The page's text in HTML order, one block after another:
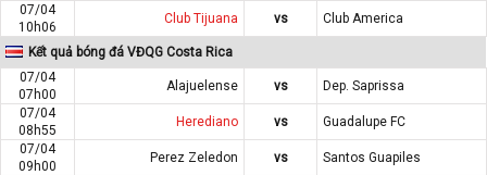
07/04
10h06
Club Tijuana vs Club America
Kết quả bóng đá VĐQG Costa Rica
07/04
07h00
Alajuelense vs
Dep. Saprissa
07/04
08h55
Herediano vs
Guadalupe FC
07/04
09h00
Perez Zeledon vs Santos Guapiles